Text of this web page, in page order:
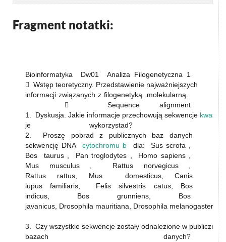
Fragment notatki:
Bioinformatyka Dw01 Analiza Filogenetyczna 1
 Wstęp teoretyczny. Przedstawienie najważniejszych
informacji związanych z filogenetyką molekularną.
 Sequence alignment
1. Dyskusja. Jakie informacje przechowują sekwencje kwasów
je wykorzystad?
2. Proszę pobrad z publicznych baz danych
sekwencję DNAcytochromu b dla: Sus scrofa ,
Bos taurus , Pan troglodytes , Homo sapiens ,
Mus musculus , Rattus norvegicus ,
Rattus rattus, Mus domesticus, Canis
lupus familiaris, Felis silvestris catus, Bos
indicus, Bos grunniens, Bos
javanicus, Drosophila mauritiana, Drosophila melanogaster,
3. Czy wszystkie sekwencje zostały odnalezione w publicznych
bazach danych?